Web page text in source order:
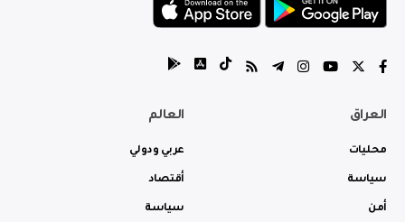
العراق
محليات
سياسة
أمن
العالم
عربي ودولي
أقتصاد
سياسة